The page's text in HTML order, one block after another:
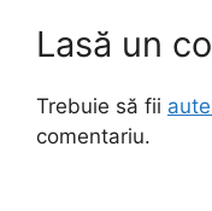
Lasă un
Trebuie să fii
comentariu.